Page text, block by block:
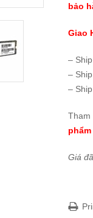
bảo
Giao
–
–
– Ship
Tham
Giá